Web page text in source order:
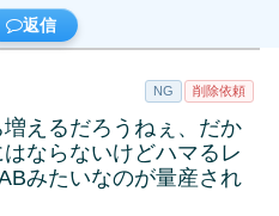
返信
NG 削除依頼
えるだろうねぇ、だか
ならないけどハマるレ
みたいなのが量産され